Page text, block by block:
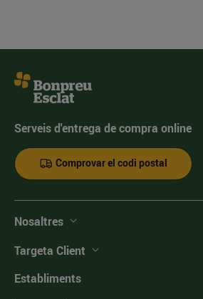
Serveis d'entrega de compra online
Comprovar el codi postal
Nosaltres
Targeta Client
Establiments